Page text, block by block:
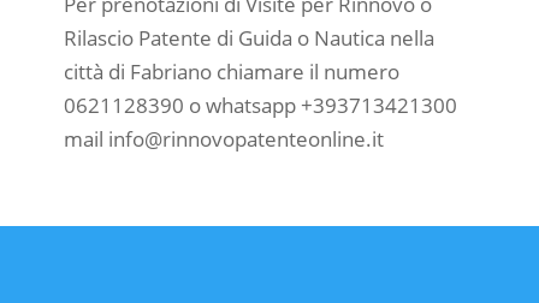
Rilascio Patente di Guida o Nautica nella
città di Fabriano chiamare il numero
0621128390 o whatsapp +393713421300
mail info@rinnovopatenteonline.it